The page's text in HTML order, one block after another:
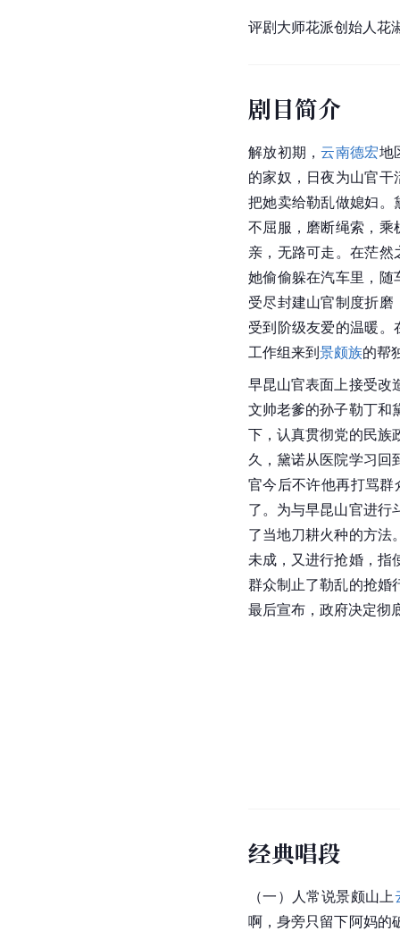
评剧大师花派创始人花
剧目简介
解放初期，云南德宏地
的家奴，日夜为山官
把她卖给勒乱做媳妇。
不屈服，磨断绳索，
亲，无路可走。在茫
她偷偷躲在汽车里，随
受尽封建山官制度折
受到阶级友爱的温暖
工作组来到景颇族的帮
早昆山官表面上接受改
文帅老爹的孙子勒丁和
下，认真贯彻党的民族
久，黛诺从医院学习回
官今后不许他再打骂
了。为与早昆山官进行
了当地刀耕火种的方法
未成，又进行抢婚，指
群众制止了勒乱的抢婚
最后宣布，政府决定彻
经典唱段
（一）人常说景颇山上
啊，身旁只留下阿妈的